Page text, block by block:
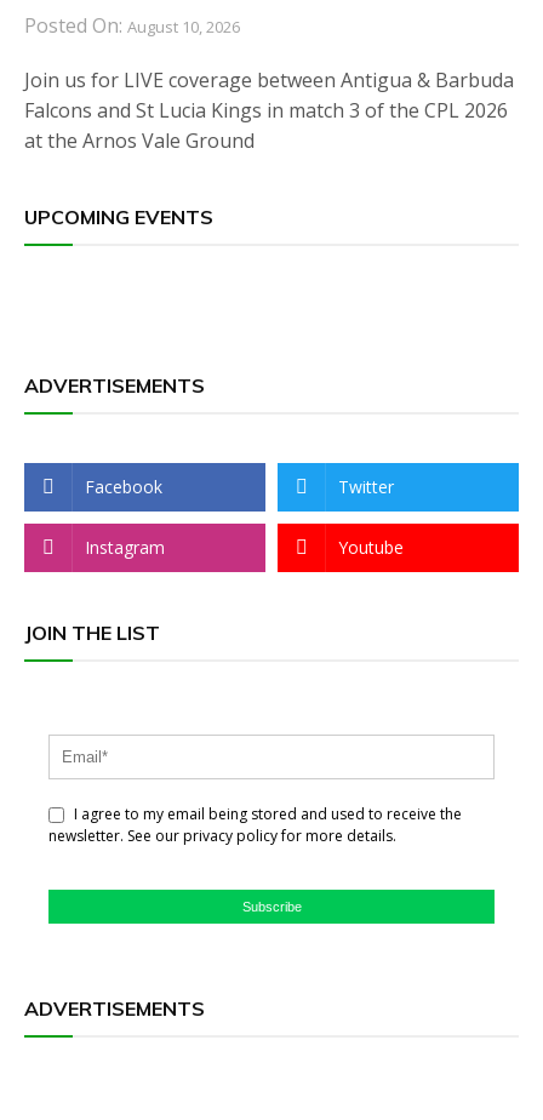
Posted On: August 10, 2026
Join us for LIVE coverage between Antigua & Barbuda
Falcons and St Lucia Kings in match 3 of the CPL 2026
at the Arnos Vale Ground
UPCOMING EVENTS
ADVERTISEMENTS
Facebook Twitter
Instagram Youtube
JOIN THE LIST
I agree to my email being stored and used to receive the
newsletter. See our privacy policy for more details.
Subscribe
ADVERTISEMENTS